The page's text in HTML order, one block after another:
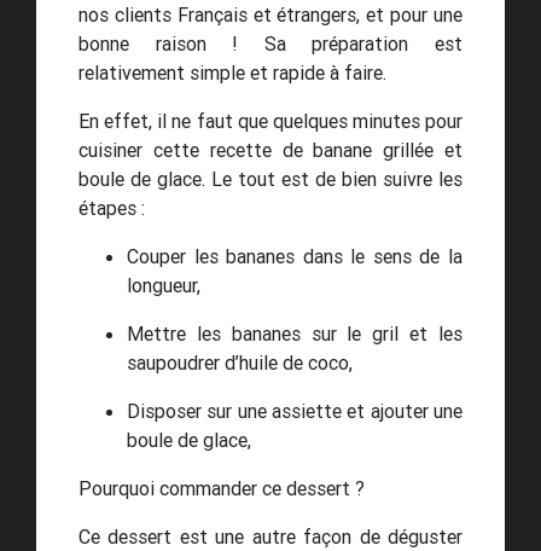
nos clients Français et étrangers, et pour une
bonne raison ! Sa préparation est
relativement simple et rapide à faire.
En effet, il ne faut que quelques minutes pour
cuisiner cette recette de banane grillée et
boule de glace. Le tout est de bien suivre les
étapes :
Couper les bananes dans le sens de la
longueur,
Mettre les bananes sur le gril et les
saupoudrer d’huile de coco,
Disposer sur une assiette et ajouter une
boule de glace,
Pourquoi commander ce dessert ?
Ce dessert est une autre façon de déguster